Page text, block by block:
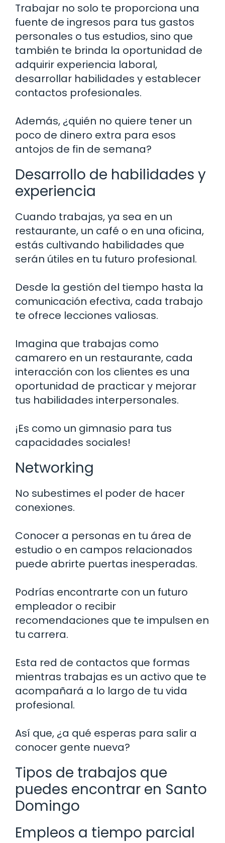
Trabajar no solo te proporciona una
fuente de ingresos para tus gastos
personales o tus estudios, sino que
también te brinda la oportunidad de
adquirir experiencia laboral,
desarrollar habilidades y establecer
contactos profesionales.
Además, ¿quién no quiere tener un
poco de dinero extra para esos
antojos de fin de semana?
Desarrollo de habilidades y
experiencia
Cuando trabajas, ya sea en un
restaurante, un café o en una oficina,
estás cultivando habilidades que
serán útiles en tu futuro profesional.
Desde la gestión del tiempo hasta la
comunicación efectiva, cada trabajo
te ofrece lecciones valiosas.
Imagina que trabajas como
camarero en un restaurante, cada
interacción con los clientes es una
oportunidad de practicar y mejorar
tus habilidades interpersonales.
¡Es como un gimnasio para tus
capacidades sociales!
Networking
No subestimes el poder de hacer
conexiones.
Conocer a personas en tu área de
estudio o en campos relacionados
puede abrirte puertas inesperadas.
Podrías encontrarte con un futuro
empleador o recibir
recomendaciones que te impulsen en
tu carrera.
Esta red de contactos que formas
mientras trabajas es un activo que te
acompañará a lo largo de tu vida
profesional.
Así que, ¿a qué esperas para salir a
conocer gente nueva?
Tipos de trabajos que
puedes encontrar en Santo
Domingo
Empleos a tiempo parcial